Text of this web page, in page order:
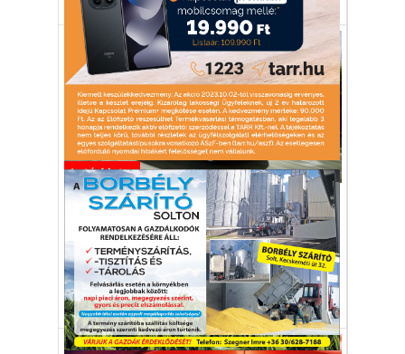
Autó-Motor
Csak benzines
Felismerhető maradt a típus, pedig immár
410 centis.
Škoda Fabia újdonság benzines